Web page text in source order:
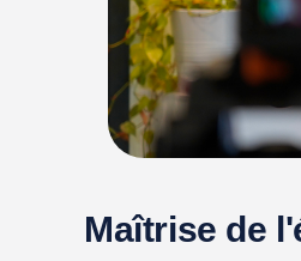
Maîtrise de